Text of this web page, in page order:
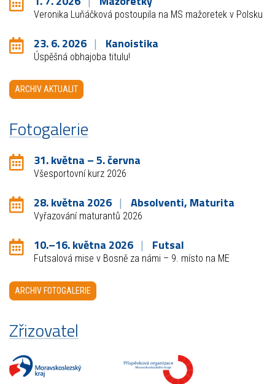
Veronika Luňáčková postoupila na MS mažoretek v Polsku
23. 6. 2026 Kanoistika
Úspěšná obhajoba titulu!
ARCHIV AKTUALIT
Fotogalerie
31. května – 5. června
Všesportovní kurz 2026
28. května 2026 Absolventi, Maturita
Vyřazování maturantů 2026
10.–16. května 2026 Futsal
Futsalová mise v Bosně za námi – 9. místo na ME
ARCHIV FOTOGALERIE
Zřizovatel